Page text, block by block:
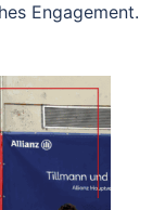
Engagement.